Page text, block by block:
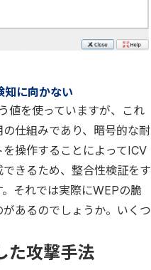
知に向かない
値を使っていますが、これ
仕組みであり、暗号的な耐
操作することによってICV
きるため、整合性検証をす
それでは実際にWEPの脆
あるのでしょうか。いくつ
た攻撃手法